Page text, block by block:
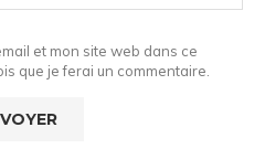
et mon site web dans ce
que je ferai un commentaire.